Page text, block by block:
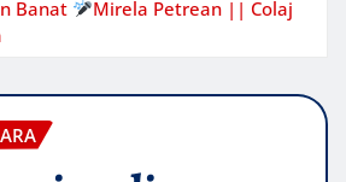
Banat
Mirela Petrean || Colaj